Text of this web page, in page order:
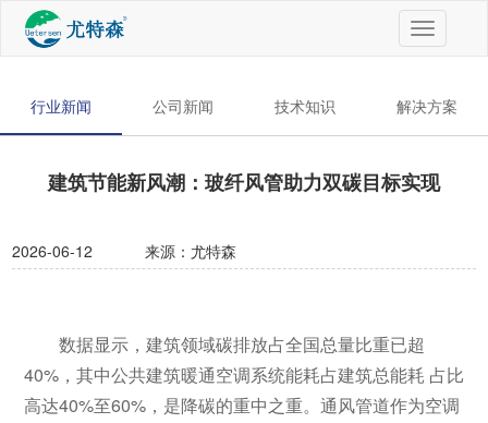
切
换
航
行业新闻 公司新闻 技术知识 解决方案
建筑节能新风潮：玻纤风管助力双碳目标实现
2026-06-12 来源：尤特森
数据显示，建筑领域碳排放占全国总量比重已超
40%，其中公共建筑暖通空调系统能耗占建筑总能耗 占比
高达40%至60%，是降碳的重中之重。通风管道作为空调